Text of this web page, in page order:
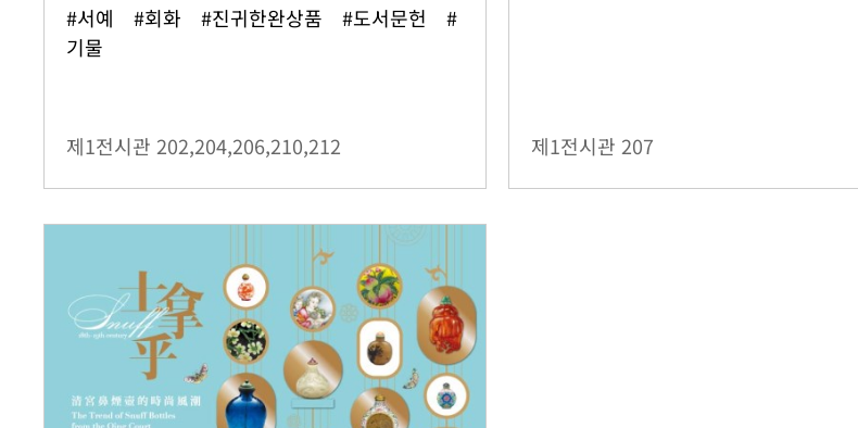
#서예 #회화 #진귀한완상품 #도서문헌 #
기물
제1전시관 202,204,206,210,212 제1전시관 207